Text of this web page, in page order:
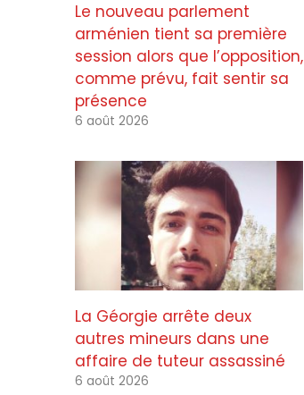
Le nouveau parlement
arménien tient sa première
session alors que l’opposition,
comme prévu, fait sentir sa
présence
6 août 2026
La Géorgie arrête deux
autres mineurs dans une
affaire de tuteur assassiné
6 août 2026